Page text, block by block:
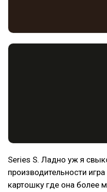
Series S. Ладно уж я
производительности
картошку где она более